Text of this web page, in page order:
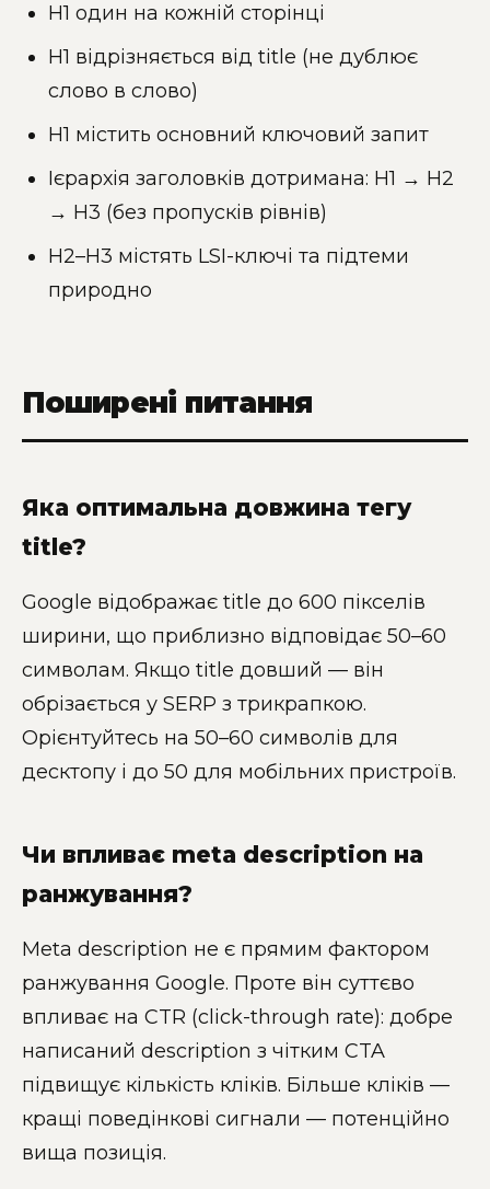
H1 один на кожній сторінці
H1 відрізняється від title (не дублює
слово в слово)
H1 містить основний ключовий запит
Ієрархія заголовків дотримана: H1 → H2
→ H3 (без пропусків рівнів)
H2–H3 містять LSI-ключі та підтеми
природно
Поширені питання
Яка оптимальна довжина тегу
title?
Google відображає title до 600 пікселів
ширини, що приблизно відповідає 50–60
символам. Якщо title довший — він
обрізається у SERP з трикрапкою.
Орієнтуйтесь на 50–60 символів для
десктопу і до 50 для мобільних пристроїв.
Чи впливає meta description на
ранжування?
Meta description не є прямим фактором
ранжування Google. Проте він суттєво
впливає на CTR (click-through rate): добре
написаний description з чітким CTA
підвищує кількість кліків. Більше кліків —
кращі поведінкові сигнали — потенційно
вища позиція.